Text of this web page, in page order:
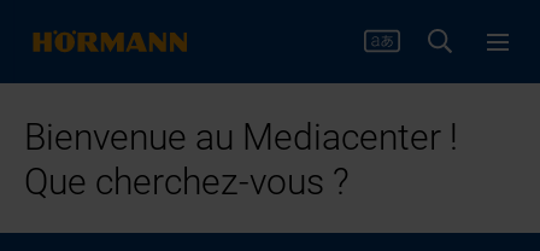
Bienvenue au Mediacenter !
Que cherchez-vous ?